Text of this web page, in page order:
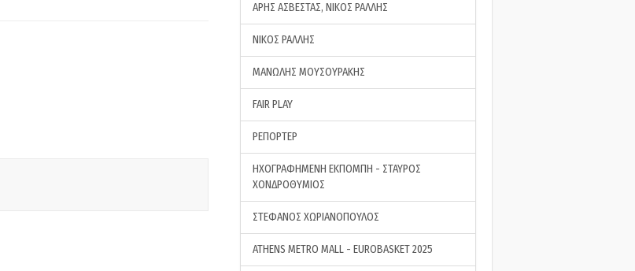
ΑΡΗΣ ΑΣΒΕΣΤΑΣ, ΝΙΚΟΣ ΡΑΛΛΗΣ
ΝΙΚΟΣ ΡΑΛΛΗΣ
ΜΑΝΩΛΗΣ ΜΟΥΣΟΥΡΑΚΗΣ
FAIR PLAY
ΡΕΠΟΡΤΕΡ
ΗΧΟΓΡΑΦΗΜΕΝΗ ΕΚΠΟΜΠΗ - ΣΤΑΥΡΟΣ
ΧΟΝΔΡΟΘΥΜΙΟΣ
ΣΤΕΦΑΝΟΣ ΧΩΡΙΑΝΟΠΟΥΛΟΣ
ATHENS METRO MALL - EUROBASKET 2025